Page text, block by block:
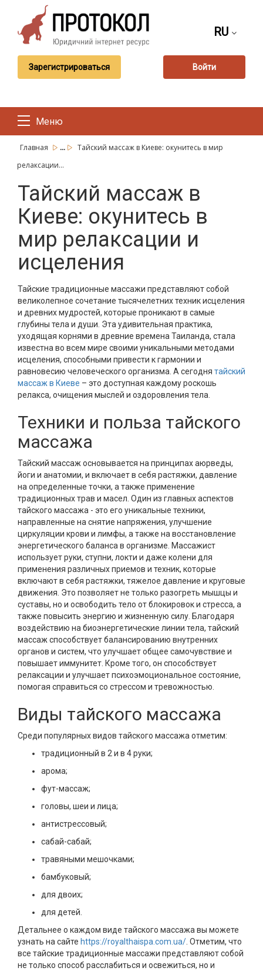
RU
Зарегистрироваться Войти
Меню
Главная ...
Тайский массаж в Киеве: окунитесь в мир
релаксации...
Тайский массаж в
Киеве: окунитесь в
мир релаксации и
исцеления
Тайские традиционные массажи представляют собой
великолепное сочетание тысячелетних техник исцеления
и древних мудростей, которые проникают в самые
глубины тела и души. Эта удивительная практика,
уходящая корнями в древние времена Таиланда, стала
известна во всем мире своими уникальными методами
исцеления, способными привести к гармонии и
равновесию человеческого организма. А сегодня тайский
массаж в Киеве – это доступная каждому роскошь
релакса, очищения мыслей и оздоровления тела.
Техники и польза тайского
массажа
Тайский массаж основывается на принципах аюрведы,
йоги и анатомии, и включает в себя растяжки, давление
на определенные точки, а также применение
традиционных трав и масел. Один из главных аспектов
тайского массажа - это его уникальные техники,
направленные на снятие напряжения, улучшение
циркуляции крови и лимфы, а также на восстановление
энергетического баланса в организме. Массажист
использует руки, ступни, локти и даже колени для
применения различных приемов и техник, которые
включают в себя растяжки, тяжелое давление и круговые
движения. Это позволяет не только разогреть мышцы и
суставы, но и освободить тело от блокировок и стресса, а
также повысить энергию и жизненную силу. Благодаря
воздействию на биоэнергетические линии тела, тайский
массаж способствует балансированию внутренних
органов и систем, что улучшает общее самочувствие и
повышает иммунитет. Кроме того, он способствует
релаксации и улучшает психоэмоциональное состояние,
помогая справиться со стрессом и тревожностью.
Виды тайского массажа
Среди популярных видов тайского массажа отметим:
традиционный в 2 и в 4 руки;
арома;
фут-массаж;
головы, шеи и лица;
антистрессовый;
сабай-сабай;
травяными мешочками;
бамбуковый;
для двоих;
для детей.
Детальнее о каждом виде тайского массажа вы можете
узнать на сайте https://royalthaispa.com.ua/ . Отметим, что
все тайские традиционные массажи представляют собой
не только способ расслабиться и освежиться, но и